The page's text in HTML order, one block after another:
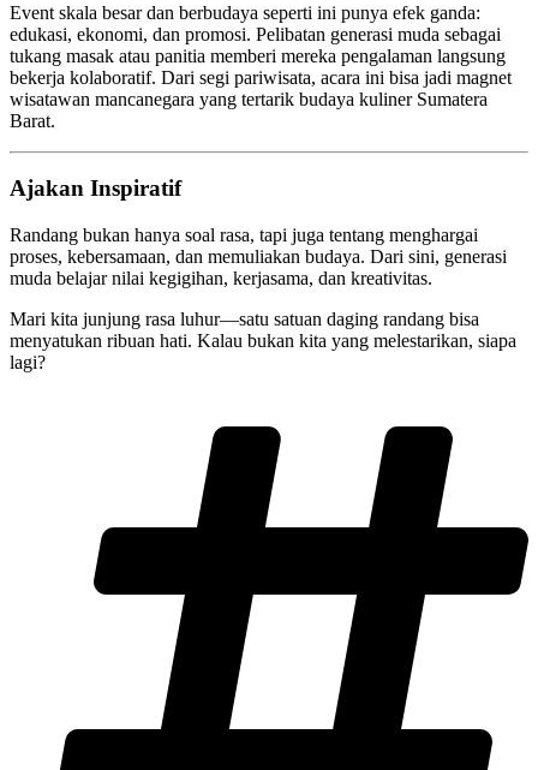
Event skala besar dan berbudaya seperti ini punya efek ganda:
edukasi, ekonomi, dan promosi. Pelibatan generasi muda sebagai
tukang masak atau panitia memberi mereka pengalaman langsung
bekerja kolaboratif. Dari segi pariwisata, acara ini bisa jadi magnet
wisatawan mancanegara yang tertarik budaya kuliner Sumatera
Barat.
Ajakan Inspiratif
Randang bukan hanya soal rasa, tapi juga tentang menghargai
proses, kebersamaan, dan memuliakan budaya. Dari sini, generasi
muda belajar nilai kegigihan, kerjasama, dan kreativitas.
Mari kita junjung rasa luhur—satu satuan daging randang bisa
menyatukan ribuan hati. Kalau bukan kita yang melestarikan, siapa
lagi?